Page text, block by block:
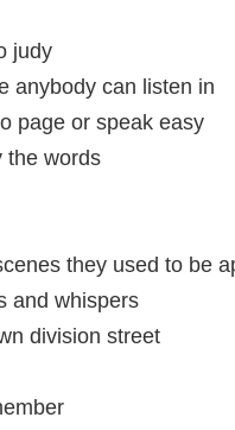
judy
anybody can listen in
page or speak easy
the words
they used to be
and whispers
division street